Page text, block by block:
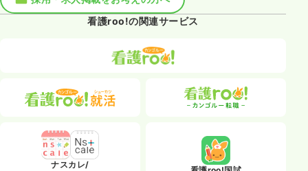
看護roo!の関連サービス
ナスカレ/